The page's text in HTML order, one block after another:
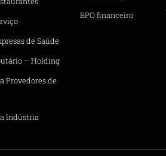
de Saúde
– Holding
Provedores de
Indústria
BPO financeiro